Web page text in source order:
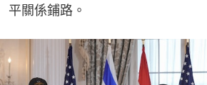
平關係鋪路。